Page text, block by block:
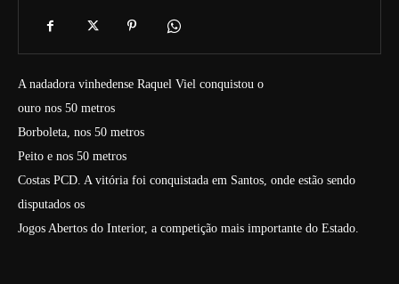
A nadadora vinhedense Raquel Viel conquistou o
ouro nos 50 metros
Borboleta, nos 50 metros
Peito e nos 50 metros
Costas PCD. A vitória foi conquistada em Santos, onde estão sendo
disputados os
Jogos Abertos do Interior, a competição mais importante do Estado.